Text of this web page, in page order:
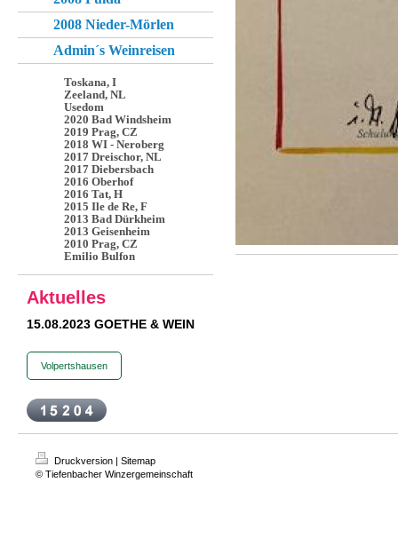
2008 Nieder-Mörlen
Admin´s Weinreisen
Toskana, I
Zeeland, NL
Usedom
2020 Bad Windsheim
2019 Prag, CZ
2018 WI - Neroberg
2017 Dreischor, NL
2017 Diebersbach
2016 Oberhof
2016 Tat, H
2015 Ile de Re, F
2013 Bad Dürkheim
2013 Geisenheim
2010 Prag, CZ
Emilio Bulfon
Aktuelles
15.08.2023 GOETHE & WEIN
Volpertshausen
Druckversion | Sitemap
© Tiefenbacher Winzergemeinschaft